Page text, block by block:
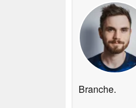
Branche.